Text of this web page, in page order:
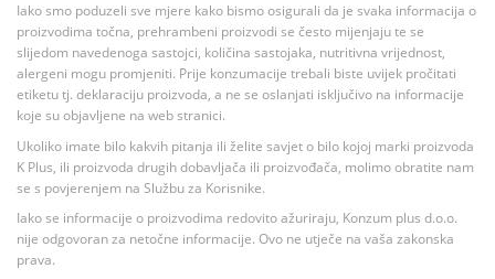
Iako smo poduzeli sve mjere kako bismo osigurali da je svaka informacija o
proizvodima točna, prehrambeni proizvodi se često mijenjaju te se
slijedom navedenoga sastojci, količina sastojaka, nutritivna vrijednost,
alergeni mogu promjeniti. Prije konzumacije trebali biste uvijek pročitati
etiketu tj. deklaraciju proizvoda, a ne se oslanjati isključivo na informacije
koje su objavljene na web stranici.
Ukoliko imate bilo kakvih pitanja ili želite savjet o bilo kojoj marki proizvoda
K Plus, ili proizvoda drugih dobavljača ili proizvođača, molimo obratite nam
se s povjerenjem na Službu za Korisnike.
Iako se informacije o proizvodima redovito ažuriraju, Konzum plus d.o.o.
nije odgovoran za netočne informacije. Ovo ne utječe na vaša zakonska
prava.